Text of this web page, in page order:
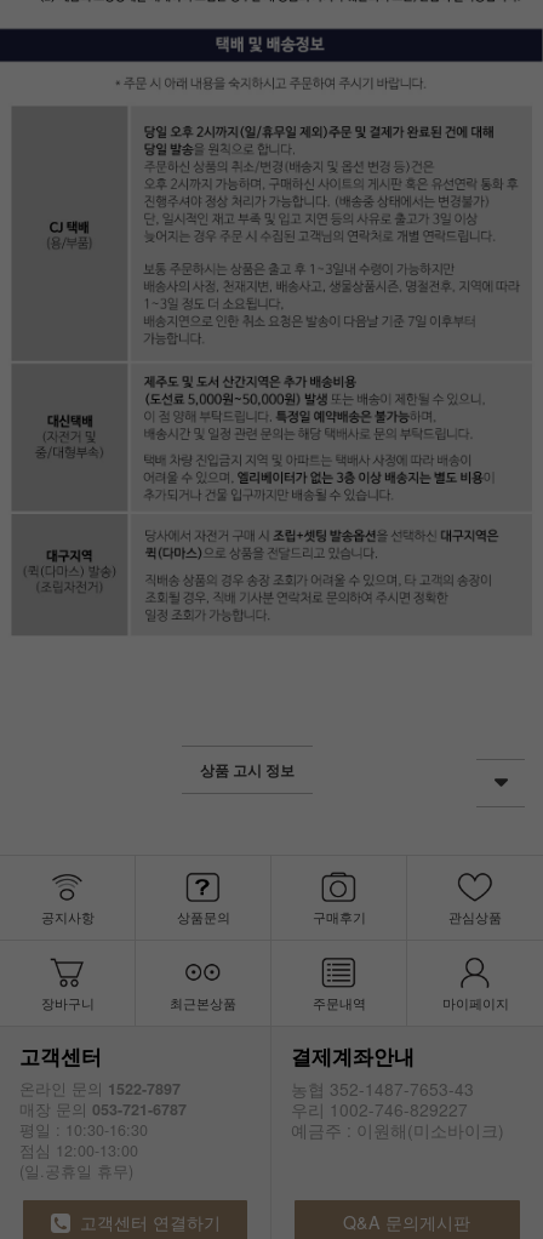
상품 고시 정보
공지사항 상품문의 구매후기 관심상품
장바구니 최근본상품 주문내역 마이페이지
고객센터
온라인 문의 1522-7897
매장 문의 053-721-6787
평일 : 10:30-16:30
점심 12:00-13:00
(일.공휴일 휴무)
결제계좌안내
농협 352-1487-7653-43
우리 1002-746-829227
예금주 : 이원해(미소바이크)
고객센터 연결하기 Q&A 문의게시판